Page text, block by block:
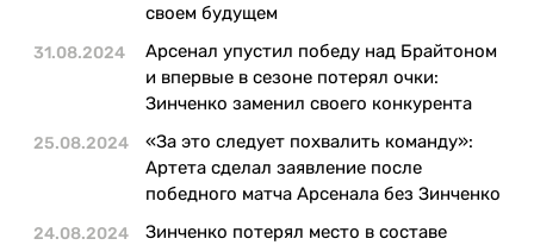
своем будущем
31.08.2024
Арсенал упустил победу над Брайтоном
и впервые в сезоне потерял очки:
Зинченко заменил своего конкурента
25.08.2024
«За это следует похвалить команду»:
Артета сделал заявление после
победного матча Арсенала без Зинченко
24.08.2024
Зинченко потерял место в составе